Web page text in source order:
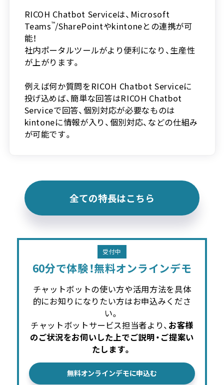
RICOH Chatbot Serviceは、Microsoft
Teams™/SharePointやkintoneとの連携が可
能！
社内ポータルツールがより便利になり、生産性
が上がります。
例えば何か質問をRICOH Chatbot Serviceに
投げ込めば、簡単な回答はRICOH Chatbot
Serviceで回答、個別対応が必要なものは
kintoneに情報が入り、個別対応、などの仕組み
が可能です。
全ての特長はこちら
受付中
60分で体験！無料オンラインデモ
チャットボットの使い方や活用方法を具体
的にお知りになりたい方はお申込みくださ
い。
チャットボットサービス担当者より、 お客様
のご状況をお伺いした上でご説明・ご提案い
たします。
無料オンラインデモに申込む